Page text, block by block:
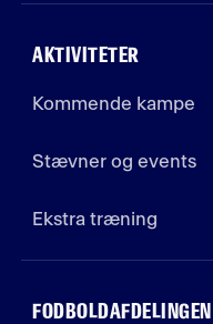
AKTIVITETER
Kommende kampe
Stævner og events
Ekstra træning
FODBOLDAFDELINGEN